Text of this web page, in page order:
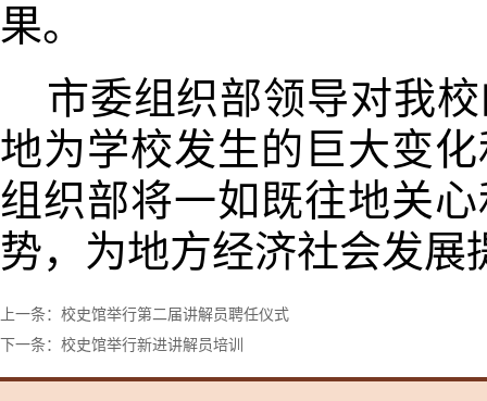
果。
市委组织部领导对我
地为学校发生的巨大变
组织部将一如既往地关
势，为地方经济社会发
上一条：校史馆举行第二届讲解员聘任仪式
下一条：校史馆举行新进讲解员培训